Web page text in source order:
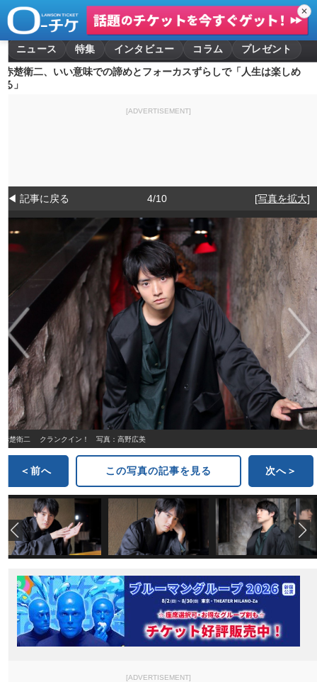
✕
ニュース 特集 インタビュー コラム
プレゼント
赤楚衛二、いい意味での諦めとフォーカスずらしで「人生は楽しめ
る」
[ADVERTISEMENT]
◀ 記事に戻る 4/10 [写真を拡大]
赤楚衛二 クランクイン！ 写真：高野広美
＜前へ この写真の記事を見る 次へ＞
[ADVERTISEMENT]